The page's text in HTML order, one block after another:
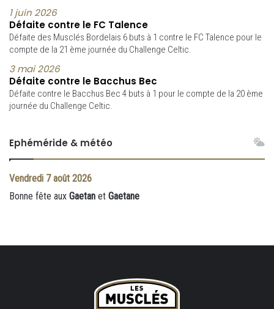
1 juin 2026
Défaite contre le FC Talence
Défaite des Musclés Bordelais 6 buts à 1 contre le FC Talence pour le
compte de la 21 ème journée du Challenge Celtic.
3 mai 2026
Défaite contre le Bacchus Bec
Défaite contre le Bacchus Bec 4 buts à 1 pour le compte de la 20 ème
journée du Challenge Celtic.
Ephéméride & météo
Vendredi 7 août 2026
Bonne fête aux Gaetan et Gaetane